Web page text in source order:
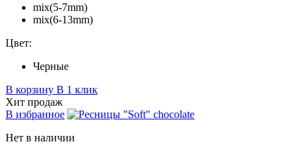
mix(5-7mm)
mix(6-13mm)
Цвет:
Черные
В корзину В 1 клик
Хит продаж
В избранное
Нет в наличии